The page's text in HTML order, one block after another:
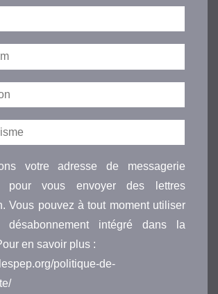
votre adresse de messagerie
pour vous envoyer des lettres
Vous pouvez à tout moment utiliser
intégré dans la
en savoir plus :
politique-de-